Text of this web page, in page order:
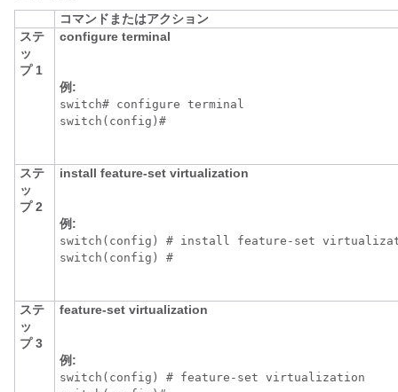
コマンドまたはアクション
ステ
ッ
プ 1
configure terminal
例:
switch# configure terminal
switch(config)#
ステ
ッ
プ 2
install feature-set virtualization
例:
switch(config) # install feature-set
switch(config) #
ステ
ッ
プ 3
feature-set virtualization
例:
switch(config) # feature-set virtualization